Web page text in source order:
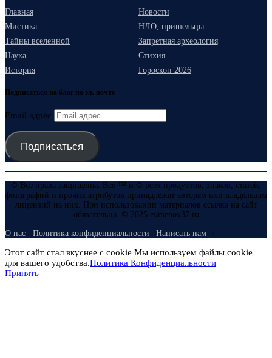
Главная
Новости
Мистика
НЛО, пришельцы
Тайны вселенной
Запретная археология
Наука
Стихия
История
Гороскоп 2026
Подписаться на блог по эл. почте
Email адрес
Подписаться
© Все права защищены. Все ™ и © всех продуктов, знаков, статей,
фотографий и прочих атрибутов принадлежат авторам или владельцам
лицензий на них. При использовании материалов ссылка на сайт
обязательна. © 2025 evmenov37.ru
О нас Политика конфиденциальности Написать нам
Этот сайт стал вкуснее с cookie Мы используем файлы cookie
для вашего удобства.Политика Конфиденциальности
Принять